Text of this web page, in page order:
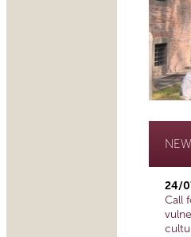
24/
Call